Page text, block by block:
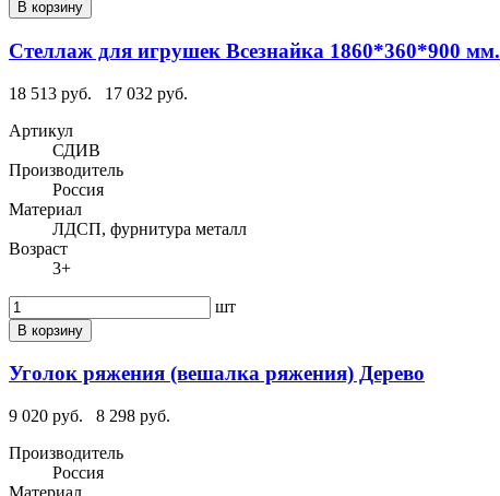
В корзину
Стеллаж для игрушек Всезнайка 1860*360*900 мм.
18 513 руб.
17 032 руб.
Артикул
СДИВ
Производитель
Россия
Материал
ЛДСП, фурнитура металл
Возраст
3+
шт
В корзину
Уголок ряжения (вешалка ряжения) Дерево
9 020 руб.
8 298 руб.
Производитель
Россия
Материал